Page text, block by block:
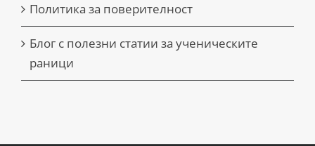
Политика за поверителност
Блог с полезни статии за ученическите
раници